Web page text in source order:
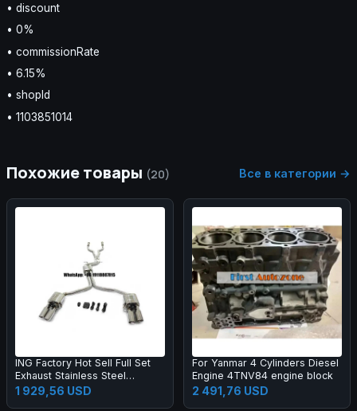
• discount
• 0%
• commissionRate
• 6.15%
• shopId
• 1103851014
Похожие товары (20) Все в категории →
ING Factory Hot Sell Full Set
Exhaust Stainless Steel
Catback and Resonant Pipe
Front Tube for Audi S4 S5 B8
1 929,56 USD
For Yanmar 4 Cylinders Diesel
Engine 4TNV84 engine block
2 491,76 USD